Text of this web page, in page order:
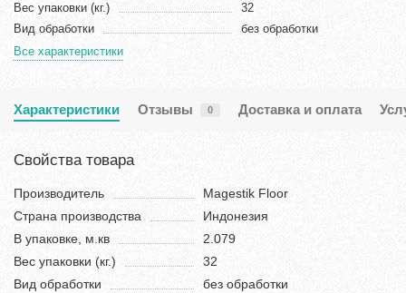
Вес упаковки (кг.)
32
Вид обработки
без обработки
Все характеристики
Характеристики Отзывы 0 Доставка и оплата
Свойства товара
Производитель
Magestik Floor
Страна производства
Индонезия
В упаковке, м.кв
2.079
Вес упаковки (кг.)
32
Вид обработки
без обработки